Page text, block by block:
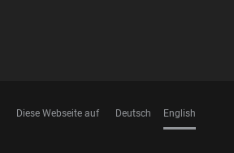
Diese Webseite auf Deutsch English